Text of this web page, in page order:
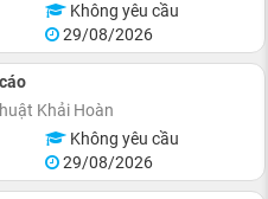
Không yêu cầu
29/08/2026
Khải Hoàn
Không yêu cầu
29/08/2026